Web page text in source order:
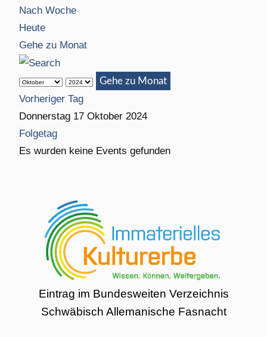
Nach Woche
Heute
Gehe zu Monat
Gehe zu Monat
Vorheriger Tag
Donnerstag 17 Oktober 2024
Folgetag
Es wurden keine Events gefunden
Eintrag im Bundesweiten Verzeichnis
Schwäbisch Allemanische Fasnacht